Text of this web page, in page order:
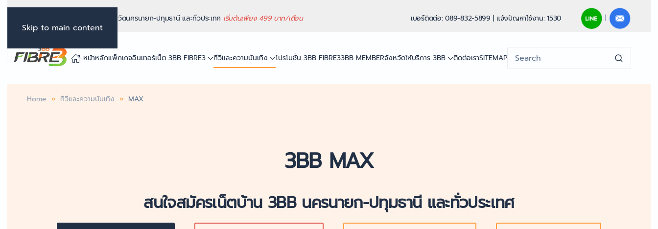
Skip to main content
ติดตั้งเน็ตบ้าน 3BB Fibre3 จังหวัดนครนายก-ปทุมธานี และทั่วประเทศ เริ่มต้นเพียง 499 บาท/เดือน เบอร์ติดต่อ: 089-832-5899 | แจ้งปัญหาใช้งาน: 1530 |
หน้าหลักแพ็กเกจอินเทอร์เน็ต 3BB FIBRE3 ทีวีและความบันเทิง โปรโมชั่น 3BB FIBRE33BB MEMBERจังหวัดให้บริการ 3BB ติดต่อเราSITEMAP
Home ทีวีและความบันเทิง MAX
3BB MAX
สนใจสมัครเน็ตบ้าน 3BB นครนายก-ปทุมธานี และทั่วประเทศ